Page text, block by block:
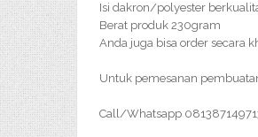
Isi dakron/polyester
Berat produk 230gram
Anda juga bisa order secara
Untuk pemesanan
Call/Whatsapp